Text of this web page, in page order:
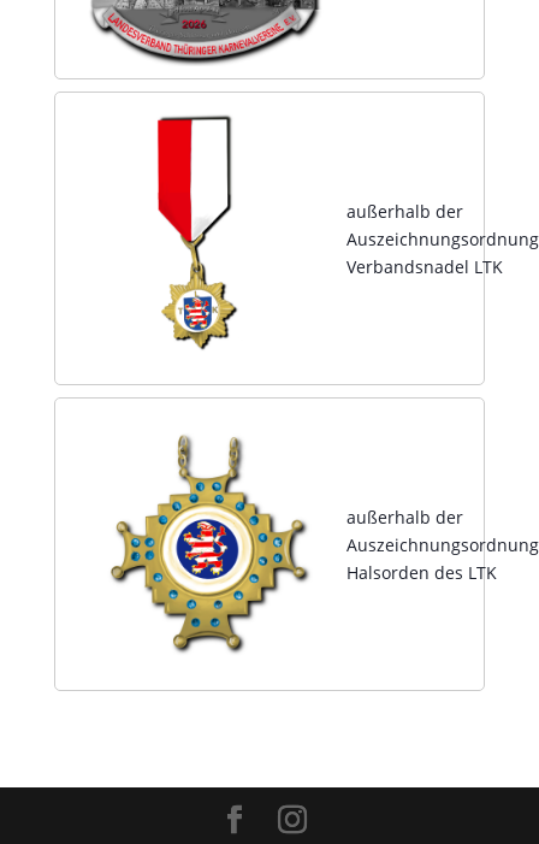
außerhalb der
Verbandsnadel LTK
außerhalb der
Halsorden des LTK